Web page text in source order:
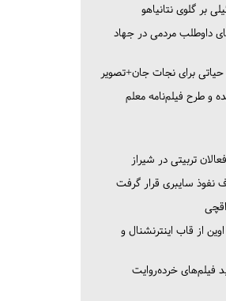
بر گلوی نتانیاهو
داوطلب مردمی در جهاد
برای نجات جان+تصویر
و طرح فیلم‌نامه معلم
تربیتی در شیراز
نفوذ سایبری قرار گرفت
از قاب اینترنشنال و
فیلم‌های خرده‌روایت